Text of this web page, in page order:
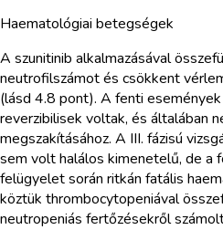
Haematológiai betegségek
A szunitinib alkalmazásával
neutrofilszámot és csökkent
(lásd 4.8 pont). A fenti
reverzibilisek voltak, és általában
megszakításához. A III. fázisú
sem volt halálos kimenetelű, de a
felügyelet során ritkán fatális
köztük thrombocytopeniával
neutropeniás fertőzésekről